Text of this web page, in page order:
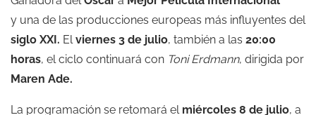
y una de las producciones europeas más influyentes del
siglo XXI. Elviernes 3 de julio, también a las 20:00
horas, el ciclo continuará con Toni Erdmann, dirigida por
Maren Ade.
La programación se retomará el miércoles 8 de julio, a